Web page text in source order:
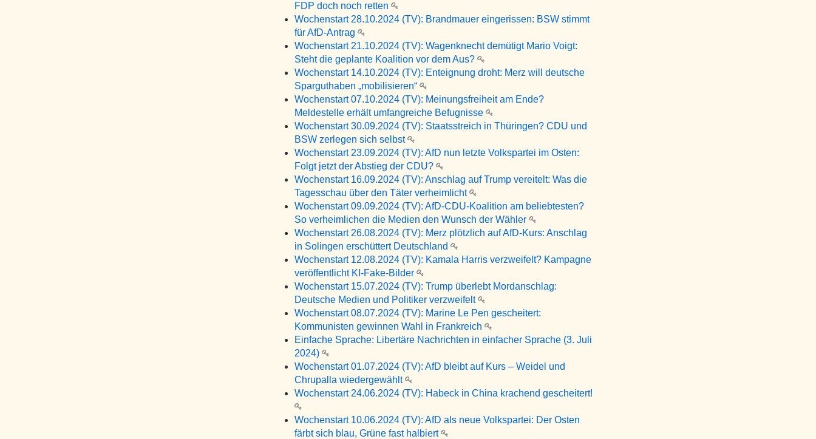
FDP doch noch retten
Wochenstart 28.10.2024 (TV): Brandmauer eingerissen: BSW stimmt
für AfD-Antrag
Wochenstart 21.10.2024 (TV): Wagenknecht demütigt Mario Voigt:
Steht die geplante Koalition vor dem Aus?
Wochenstart 14.10.2024 (TV): Enteignung droht: Merz will deutsche
Sparguthaben „mobilisieren“
Wochenstart 07.10.2024 (TV): Meinungsfreiheit am Ende?
Meldestelle erhält umfangreiche Befugnisse
Wochenstart 30.09.2024 (TV): Staatsstreich in Thüringen? CDU und
BSW zerlegen sich selbst
Wochenstart 23.09.2024 (TV): AfD nun letzte Volkspartei im Osten:
Folgt jetzt der Abstieg der CDU?
Wochenstart 16.09.2024 (TV): Anschlag auf Trump vereitelt: Was die
Tagesschau über den Täter verheimlicht
Wochenstart 09.09.2024 (TV): AfD-CDU-Koalition am beliebtesten?
So verheimlichen die Medien den Wunsch der Wähler
Wochenstart 26.08.2024 (TV): Merz plötzlich auf AfD-Kurs: Anschlag
in Solingen erschüttert Deutschland
Wochenstart 12.08.2024 (TV): Kamala Harris verzweifelt? Kampagne
veröffentlicht KI-Fake-Bilder
Wochenstart 15.07.2024 (TV): Trump überlebt Mordanschlag:
Deutsche Medien und Politiker verzweifelt
Wochenstart 08.07.2024 (TV): Marine Le Pen gescheitert:
Kommunisten gewinnen Wahl in Frankreich
Einfache Sprache: Libertäre Nachrichten in einfacher Sprache (3. Juli
2024)
Wochenstart 01.07.2024 (TV): AfD bleibt auf Kurs – Weidel und
Chrupalla wiedergewählt
Wochenstart 24.06.2024 (TV): Habeck in China krachend gescheitert!
Wochenstart 10.06.2024 (TV): AfD als neue Volkspartei: Der Osten
färbt sich blau, Grüne fast halbiert